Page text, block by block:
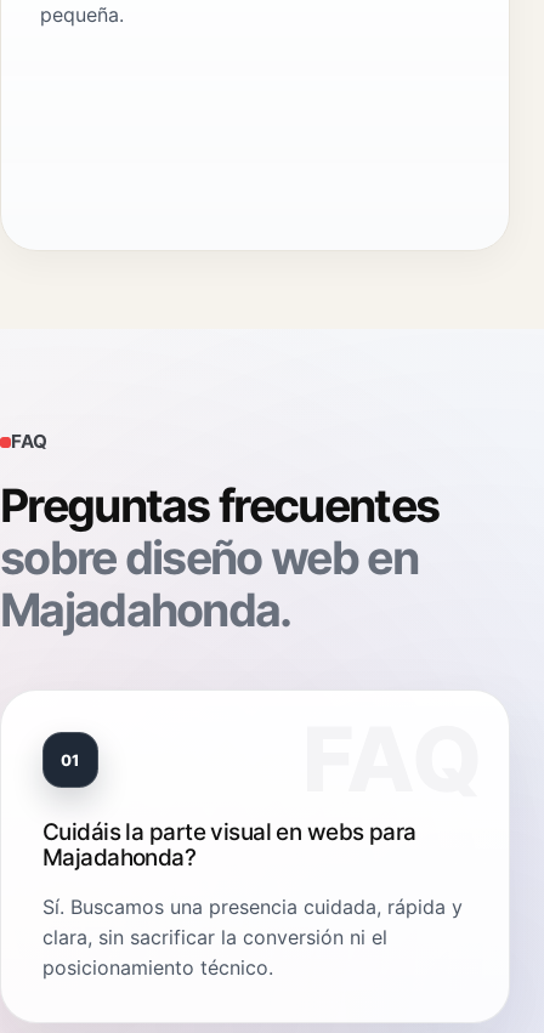
pequeña.
FAQ
Preguntas frecuentes
sobre diseño web en
Majadahonda.
01
Cuidáis la parte visual en webs para
Majadahonda?
Sí. Buscamos una presencia cuidada, rápida y
clara, sin sacrificar la conversión ni el
posicionamiento técnico.